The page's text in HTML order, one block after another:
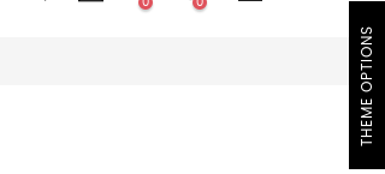
0 0
THEME OPTIONS